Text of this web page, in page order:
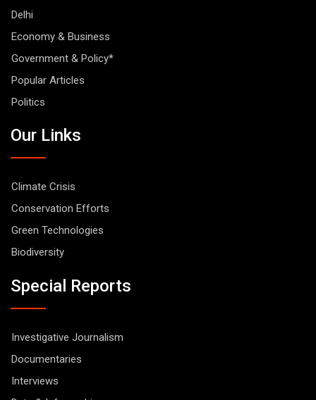
Delhi
Economy & Business
Government & Policy*
Popular Articles
Politics
Our Links
Climate Crisis
Conservation Efforts
Green Technologies
Biodiversity
Special Reports
Investigative Journalism
Documentaries
Interviews